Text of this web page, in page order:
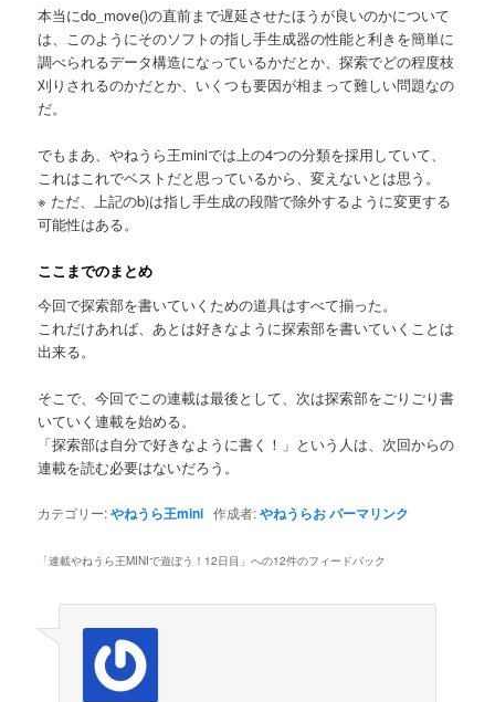
本当にdo_move()の直前まで遅延させたほうが良いのかについて
は、このようにそのソフトの指し手生成器の性能と利きを簡単に
調べられるデータ構造になっているかだとか、探索でどの程度枝
刈りされるのかだとか、いくつも要因が相まって難しい問題なの
だ。
でもまあ、やねうら王miniでは上の4つの分類を採用していて、
これはこれでベストだと思っているから、変えないとは思う。
※ ただ、上記のb)は指し手生成の段階で除外するように変更する
可能性はある。
ここまでのまとめ
今回で探索部を書いていくための道具はすべて揃った。
これだけあれば、あとは好きなように探索部を書いていくことは
出来る。
そこで、今回でこの連載は最後として、次は探索部をごりごり書
いていく連載を始める。
「探索部は自分で好きなように書く！」という人は、次回からの
連載を読む必要はないだろう。
カテゴリー:やねうら王mini 作成者:やねうらおパーマリンク
「連載やねうら王MINIで遊ぼう！12日目 」への12件のフィードバック